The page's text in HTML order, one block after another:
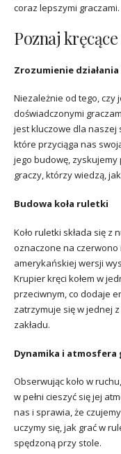
coraz lepszymi graczami.
Poznaj kręcące
Zrozumienie
Niezależnie od tego, czy
doświadczonymi
jest kluczowe dla naszej
które przyciąga nas
jego budowę, zyskujemy
graczy, którzy wiedzą,
Budowa koła ruletki
Koło ruletki składa się
oznaczone na czerwono
amerykańskiej wersji
Krupier kręci kołem w
przeciwnym, co dodaje
zatrzymuje się w jednej
zakładu.
Dynamika i atmosfera
Obserwując koło w
w pełni cieszyć się jej
nas i sprawia, że
uczymy się, jak grać w
spędzoną przy stole.